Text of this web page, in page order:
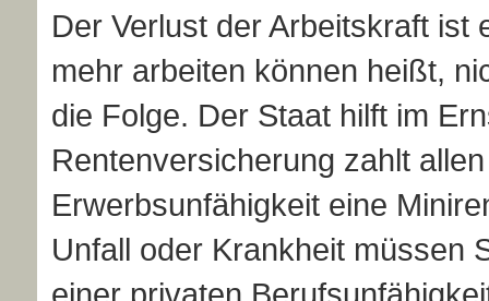
Der Verlust der Arbeitskraft ist
mehr arbeiten können heißt,
die Folge. Der Staat hilft im
Rentenversicherung zahlt
Erwerbsunfähigkeit eine
Unfall oder Krankheit müssen